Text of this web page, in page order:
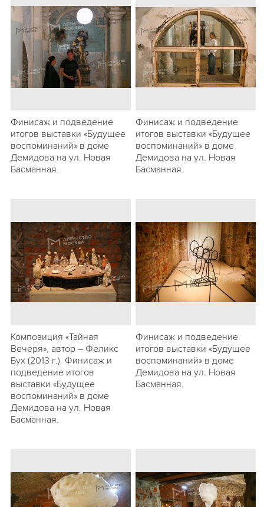
Финисаж и подведение
итогов выставки «Будущее
воспоминаний» в доме
Демидова на ул. Новая
Басманная.
Финисаж и подведение
итогов выставки «Будущее
воспоминаний» в доме
Демидова на ул. Новая
Басманная.
Композиция «Тайная
Вечеря», автор – Феликс
Бух (2013 г.). Финисаж и
подведение итогов
выставки «Будущее
воспоминаний» в доме
Демидова на ул. Новая
Басманная.
Финисаж и подведение
итогов выставки «Будущее
воспоминаний» в доме
Демидова на ул. Новая
Басманная.